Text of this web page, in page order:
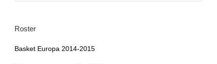
Roster
Basket Europa 2014-2015